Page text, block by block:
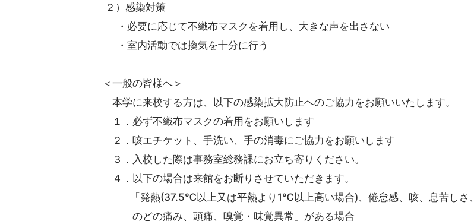
２）感染対策
・必要に応じて不織布マスクを着用し、大きな声を出さない
・室内活動では換気を十分に行う
＜一般の皆様へ＞
本学に来校する方は、以下の感染拡大防止へのご協力をお願いいたします。
１．必ず不織布マスクの着用をお願いします
２．咳エチケット、手洗い、手の消毒にご協力をお願いします
３．入校した際は事務室総務課にお立ち寄りください。
４．以下の場合は来館をお断りさせていただきます。
「発熱(37.5℃以上又は平熱より1℃以上高い場合)、倦怠感、咳、息苦しさ、
のどの痛み、頭痛、嗅覚・味覚異常」がある場合